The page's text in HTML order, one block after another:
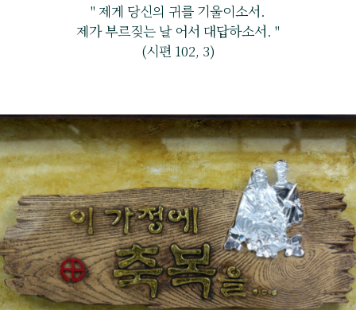
" 제게 당신의 귀를 기울이소서.
제가 부르짖는 날 어서 대답하소서. "
(시편 102, 3)